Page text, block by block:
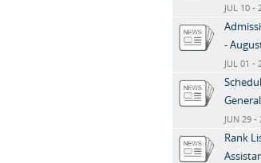
JUL 10 -
-
JUL 01 -
JUN 29 -
Rank